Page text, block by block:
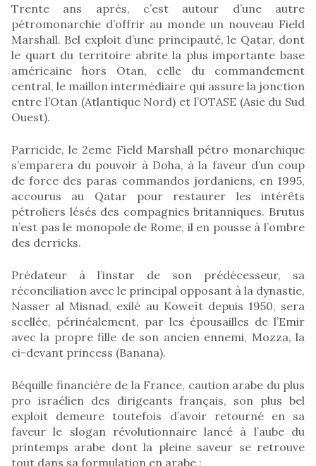
Trente ans après, c’est autour d’une autre
pétromonarchie d’offrir au monde un nouveau Field
Marshall. Bel exploit d’une principauté, le Qatar, dont
le quart du territoire abrite la plus importante base
américaine hors Otan, celle du commandement
central, le maillon intermédiaire qui assure la jonction
entre l’Otan (Atlantique Nord) et l’OTASE (Asie du Sud
Ouest).
Parricide, le 2eme Field Marshall pétro monarchique
s’emparera du pouvoir à Doha, à la faveur d’un coup
de force des paras commandos jordaniens, en 1995,
accourus au Qatar pour restaurer les intérêts
pétroliers lésés des compagnies britanniques. Brutus
n’est pas le monopole de Rome, il en pousse à l’ombre
des derricks.
Prédateur à l’instar de son prédécesseur, sa
réconciliation avec le principal opposant à la dynastie,
Nasser al Misnad, exilé au Koweït depuis 1950, sera
scellée, périnéalement, par les épousailles de l’Emir
avec la propre fille de son ancien ennemi, Mozza, la
ci-devant princess (Banana).
Béquille financière de la France, caution arabe du plus
pro israélien des dirigeants français, son plus bel
exploit demeure toutefois d’avoir retourné en sa
faveur le slogan révolutionnaire lancé à l’aube du
printemps arabe dont la pleine saveur se retrouve
tout dans sa formulation en arabe :